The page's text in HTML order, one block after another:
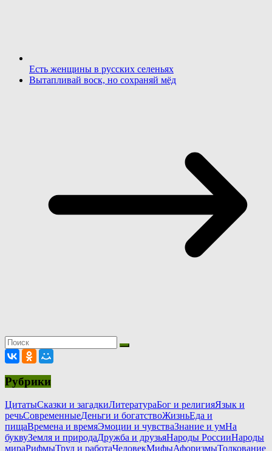
Есть женщины в русских селеньях
Вытапливай воск, но сохраняй мёд
Рубрики
ЦитатыСказки и загадкиЛитератураБог и религияЯзык и
речьСовременныеДеньги и богатствоЖизньЕда и
пищаВремена и времяЭмоции и чувстваЗнание и умНа
буквуЗемля и природаДружба и друзьяНароды РоссииНароды
мираРифмыТруд и работаЧеловекМифыАфоризмыТолкование